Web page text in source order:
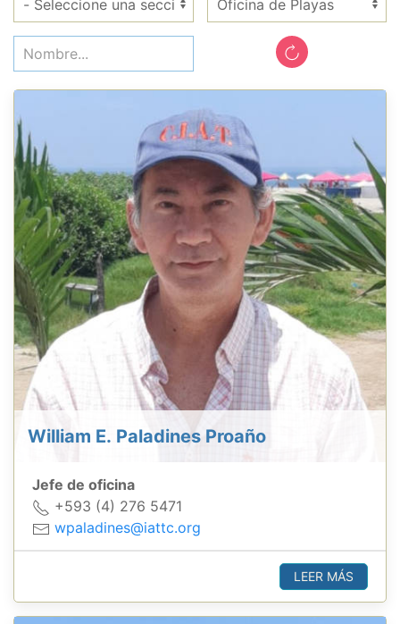
William E. Paladines Proaño
Jefe de oficina
+593 (4) 276 5471
wpaladines@iattc.org
LEER MÁS